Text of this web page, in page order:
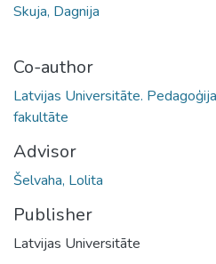
Skuja, Dagnija
Co-author
Latvijas Universitāte.
fakultāte
Advisor
Šelvaha, Lolita
Publisher
Latvijas Universitāte